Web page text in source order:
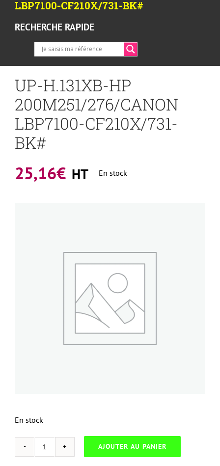
LBP7100-CF210X/731-BK#
RECHERCHE RAPIDE
UP-H.131XB-HP
200M251/276/CANON
LBP7100-CF210X/731-
BK#
25,16€ HT En stock
En stock
quantité
AJOUTER AU PANIER